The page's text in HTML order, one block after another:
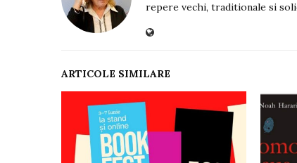
repere vechi, traditionale si
ARTICOLE SIMILARE